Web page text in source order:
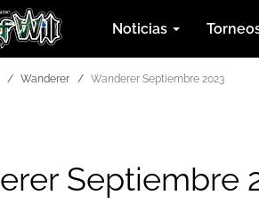
Noticias
Wanderer Wanderer Septiembre 2023
Septiembre